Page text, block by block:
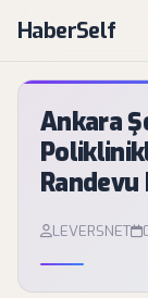
HaberSelf
Ankara
Randevu
LEVERSNET